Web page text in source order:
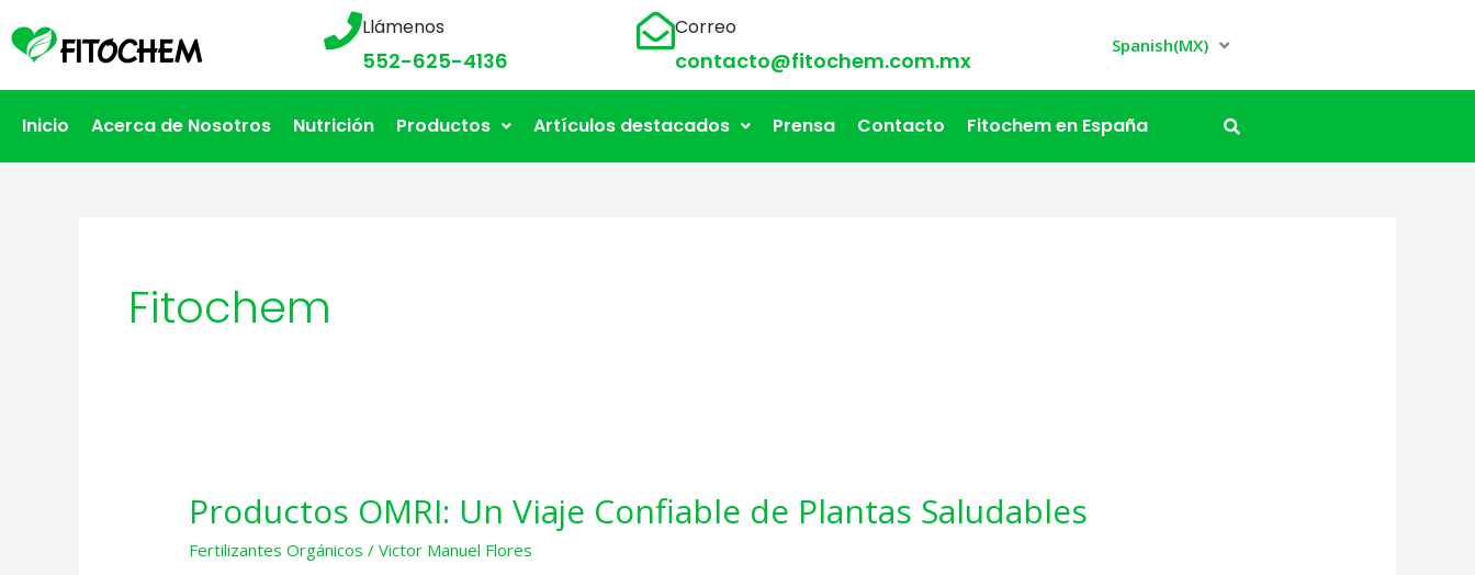
Llámenos
552-625-4136
Correo
contacto@fitochem.com.mx
Spanish(MX)
Inicio Acerca de Nosotros Nutrición Productos Artículos destacados Prensa Contacto Fitochem en España
Fitochem
Productos OMRI: Un Viaje Confiable de Plantas Saludables
Fertilizantes Orgánicos /Victor Manuel Flores
Productos
Un